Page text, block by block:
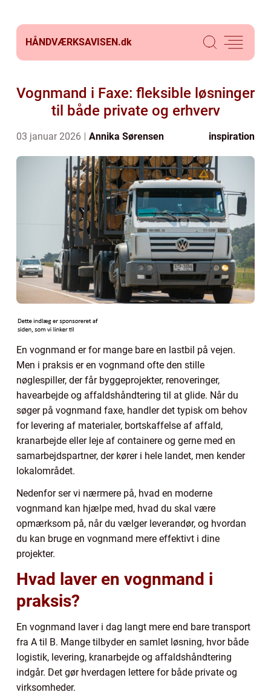
HÅNDVÆRKSAVISEN.dk
Vognmand i Faxe: fleksible løsninger
til både private og erhverv
03 januar 2026 Annika Sørensen inspiration
En vognmand er for mange bare en lastbil på vejen.
Men i praksis er en vognmand ofte den stille
nøglespiller, der får byggeprojekter, renoveringer,
havearbejde og affaldshåndtering til at glide. Når du
søger på vognmand faxe, handler det typisk om behov
for levering af materialer, bortskaffelse af affald,
kranarbejde eller leje af containere og gerne med en
samarbejdspartner, der kører i hele landet, men kender
lokalområdet.
Nedenfor ser vi nærmere på, hvad en moderne
vognmand kan hjælpe med, hvad du skal være
opmærksom på, når du vælger leverandør, og hvordan
du kan bruge en vognmand mere effektivt i dine
projekter.
Hvad laver en vognmand i
praksis?
En vognmand laver i dag langt mere end bare transport
fra A til B. Mange tilbyder en samlet løsning, hvor både
logistik, levering, kranarbejde og affaldshåndtering
indgår. Det gør hverdagen lettere for både private og
virksomheder.